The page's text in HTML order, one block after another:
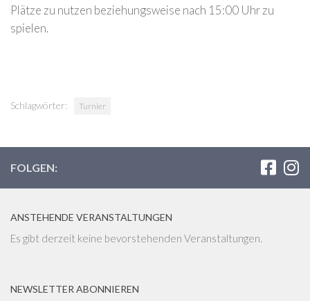
Plätze zu nutzen beziehungsweise nach 15:00 Uhr zu
spielen.
Schlagwörter: Turnier
FOLGEN:
ANSTEHENDE VERANSTALTUNGEN
Es gibt derzeit keine bevorstehenden Veranstaltungen.
NEWSLETTER ABONNIEREN